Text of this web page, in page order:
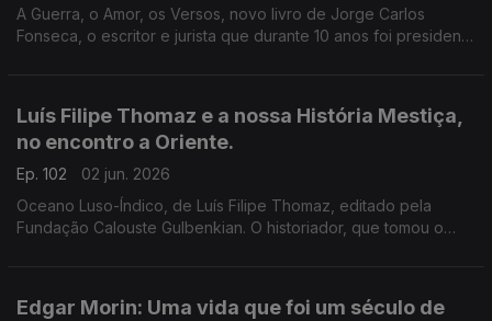
A Guerra, o Amor, os Versos, novo livro de Jorge Carlos
Fonseca, o escritor e jurista que durante 10 anos foi presidente
Luís Filipe Thomaz e a nossa História Mestiça,
no encontro a Oriente.
Ep. 102
02 jun. 2026
Oceano Luso-Índico, de Luís Filipe Thomaz, editado pela
Fundação Calouste Gulbenkian. O historiador, que tomou o
Edgar Morin: Uma vida que foi um século de